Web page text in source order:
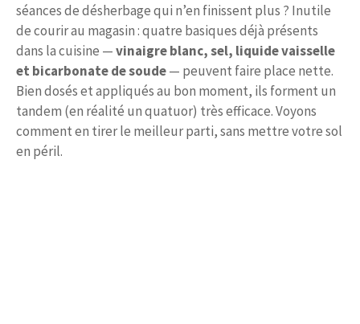
séances de désherbage qui n’en finissent plus ? Inutile
de courir au magasin : quatre basiques déjà présents
dans la cuisine —vinaigre blanc, sel, liquide vaisselle
et bicarbonate de soude— peuvent faire place nette.
Bien dosés et appliqués au bon moment, ils forment un
tandem (en réalité un quatuor) très efficace. Voyons
comment en tirer le meilleur parti, sans mettre votre sol
en péril.